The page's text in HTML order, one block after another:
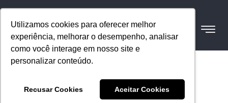
Utilizamos cookies para oferecer melhor
experiência, melhorar o desempenho, analisar
como você interage em nosso site e
personalizar conteúdo.
Recusar Cookies Aceitar Cookies